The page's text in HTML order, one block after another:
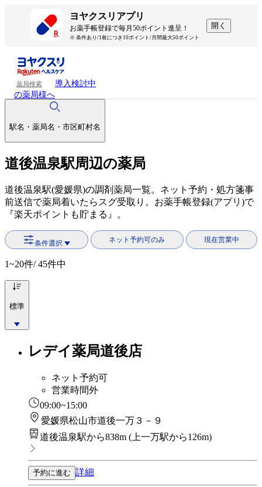
ヨヤクスリアプリ
お薬手帳登録で毎月50ポイント進呈！
※ 条件あり/1枚につき10ポイント/月間最大50ポイント
開く
薬局検索
導入検討中
の薬局様へ
駅名・薬局名・市区町村名
道後温泉駅周辺の薬局
道後温泉駅(愛媛県)の調剤薬局一覧。ネット予約・処方箋事
前送信で薬局着いたらスグ受取り。お薬手帳登録(アプリ)で
『楽天ポイントも貯まる』。
条件選択 ネット予約可のみ 現在営業中
1~20件/ 45件中
標準
レデイ薬局道後店
ネット予約可
営業時間外
09:00~15:00
愛媛県松山市道後一万３－９
道後温泉駅から838m ( 上一万駅から126m)
予約に進む 詳細